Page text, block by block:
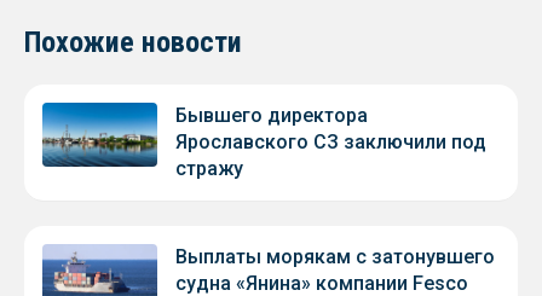
Похожие новости
Бывшего директора
Ярославского СЗ заключили под
стражу
Выплаты морякам с затонувшего
судна «Янина» компании Fesco